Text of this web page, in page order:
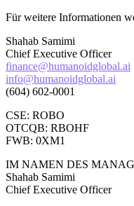
Für weitere Informationen
Shahab Samimi
Chief Executive Officer
finance@humanoidglobal.ai
info@humanoidglobal.ai
(604) 602-0001
CSE: ROBO
OTCQB: RBOHF
FWB: 0XM1
IM NAMEN DES
Shahab Samimi
Chief Executive Officer